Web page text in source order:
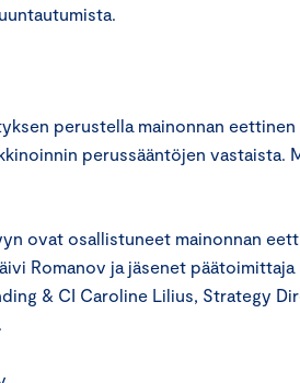
perustella mainonnan
perussääntöjen vastaista.
ovat osallistuneet mainonnan
Romanov ja jäsenet
& CI Caroline Lilius, Strategy